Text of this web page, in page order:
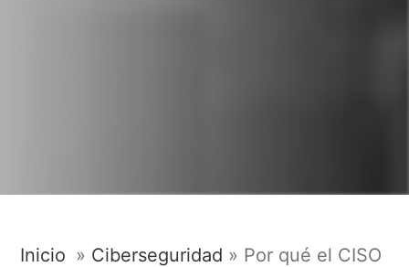
Inicio » Ciberseguridad » Por qué el CISO